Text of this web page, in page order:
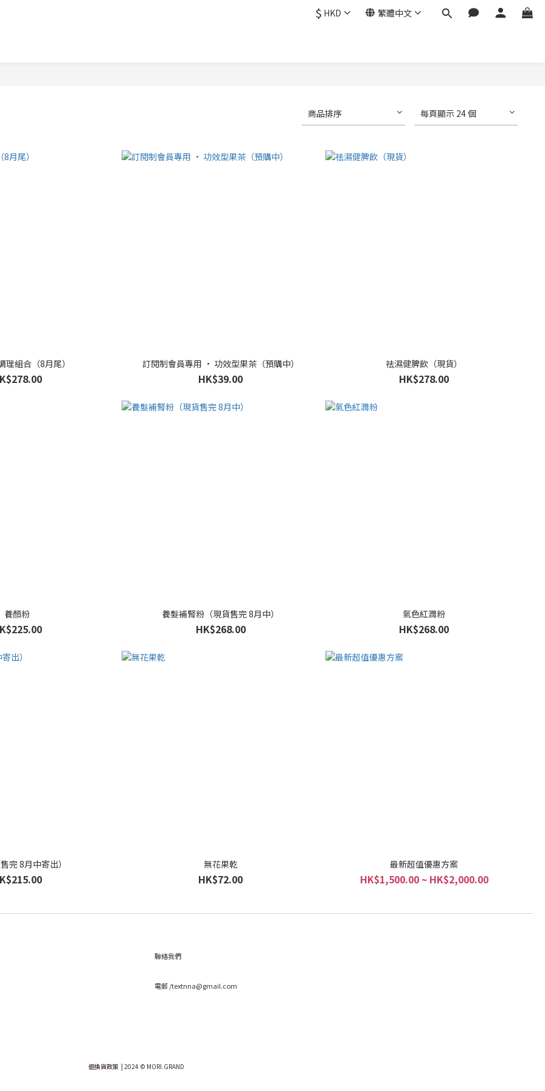
$ HKD 繁體中文
商品排序 每頁顯示 24 個
理組合（8月尾） 訂閱制會員專用 · 功效型果茶（預購中）
HK$39.00
祛濕健脾飲（現貨）
HK$278.00
養顏粉 養髮補腎粉（現貨售完 8月中）
HK$268.00
氣色紅潤粉
HK$268.00
完 8月中寄出） 無花果乾
HK$72.00
最新超值優惠方案
HK$1,500.00 ~ HK$2,000.00
聯絡我們
電郵 /textnna@gmail.com
退換貨政策 | 2024 © MORI.GRAND